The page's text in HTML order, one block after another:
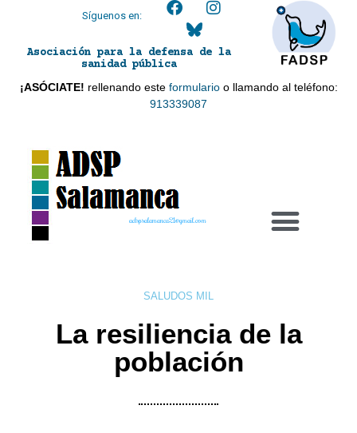
Síguenos en:
Asociación para la defensa de la
sanidad pública
¡ASÓCIATE! rellenando este formularioo llamando al teléfono:
913339087
adspsalamanca21@gmail.com
SALUDOS MIL
La resiliencia de la
población